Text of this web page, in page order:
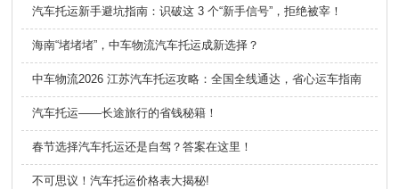
汽车托运新手避坑指南：识破这 3 个“新手信号”，拒绝被宰！
海南“堵堵堵”，中车物流汽车托运成新选择？
中车物流2026 江苏汽车托运攻略：全国全线通达，省心运车指南
汽车托运——长途旅行的省钱秘籍！
春节选择汽车托运还是自驾？答案在这里！
不可思议！汽车托运价格表大揭秘!